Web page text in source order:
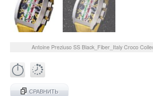
Antoine Preziuso SS Black_Fiber_Italy Croco
СРАВНИТЬ